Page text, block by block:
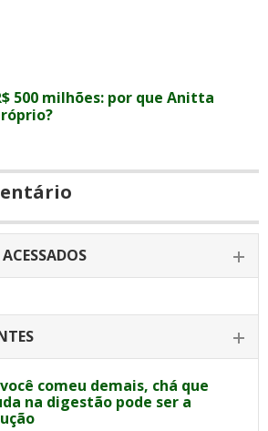
500 milhões: por que Anitta
comeu demais, chá que
na digestão pode ser a